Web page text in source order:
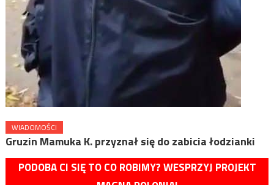
WIADOMOŚCI
Gruzin Mamuka K. przyznał się do zabicia łodzianki
PODOBA CI SIĘ TO CO ROBIMY? WESPRZYJ PROJEKT